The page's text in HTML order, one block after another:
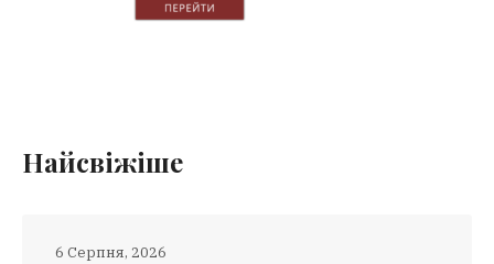
Найсвіжіше
6 Серпня, 2026